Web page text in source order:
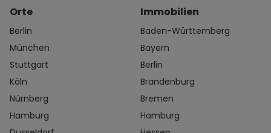
Orte
Berlin
München
Stuttgart
Köln
Nürnberg
Hamburg
Immobilien
Baden-Württemberg
Bayern
Berlin
Brandenburg
Bremen
Hamburg